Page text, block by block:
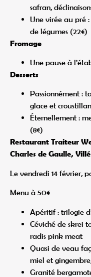
safran,
Une virée au pré
de légumes (22€)
Fromage
Une pause à
Desserts
Passionnément :
glace et
Éternellement :
(8€)
Restaurant Traiteur
Charles de Gaulle, Villé
Le vendredi 14 février,
Menu à 50€
Apéritif : trilogie
Céviché de skrei
radis pink meat
Quasi de veau
miel et
Granité